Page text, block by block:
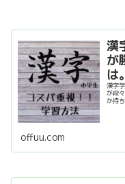
漢
が
は。
漢字
が段
か持
offuu.com